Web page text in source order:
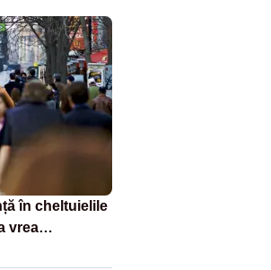
în cheltuielile
vrea
locală –